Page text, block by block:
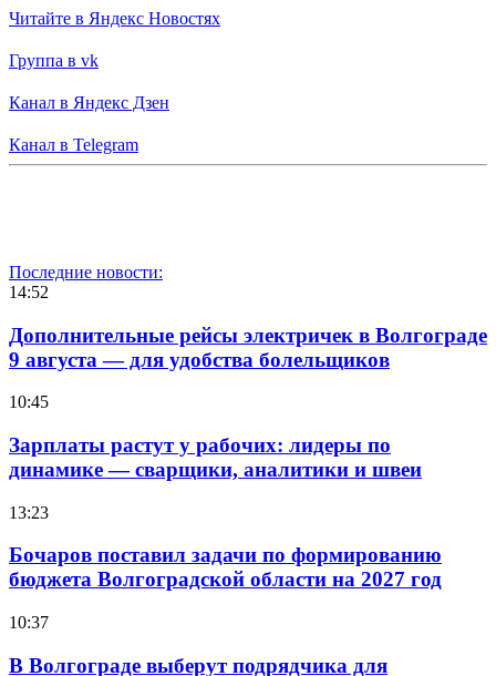
Читайте в Яндекс Новостях
Группа в vk
Канал в Яндекс Дзен
Канал в Telegram
Последние новости:
14:52
Дополнительные рейсы электричек в Волгограде
9 августа — для удобства болельщиков
10:45
Зарплаты растут у рабочих: лидеры по
динамике — сварщики, аналитики и швеи
13:23
Бочаров поставил задачи по формированию
бюджета Волгоградской области на 2027 год
10:37
В Волгограде выберут подрядчика для